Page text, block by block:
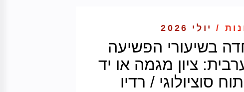
/ יולי 2026
בשיעורי הפשיעה
ציון מגמה או יד
סוציולוגי / רדיו